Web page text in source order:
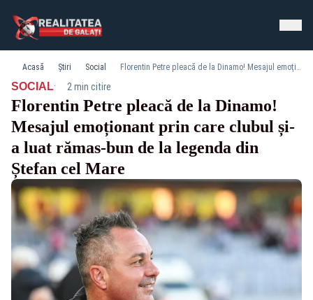
Acasă Știri Social Florentin Petre pleacă de la Dinamo! Mesajul emoționant prin care clubul și-a luat rămas-bun de la legenda din Ștefan cel Mare
SOCIAL· 2 min citire
Florentin Petre pleacă de la Dinamo!
Mesajul emoționant prin care clubul și-
a luat rămas-bun de la legenda din
Ștefan cel Mare